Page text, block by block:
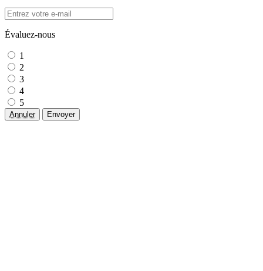
Évaluez-nous
1
2
3
4
5
Annuler Envoyer